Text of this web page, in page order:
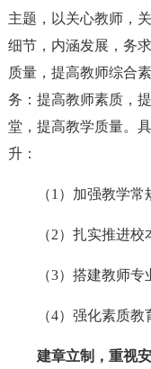
主题，以关心教师，
细节，内涵发展，务
质量，提高教师综合
务：提高教师素质，
堂，提高教学质量。
升：
（1）加强教学
（2）扎实推进
（3）搭建教师
（4）强化素质
建章立制，重视